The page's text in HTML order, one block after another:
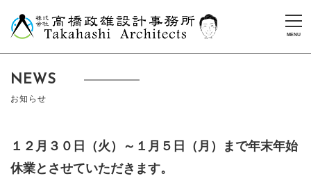
NEWS
お知らせ
１２月３０日（火）～１月５日（月）まで年末年始
休業とさせていただきます。